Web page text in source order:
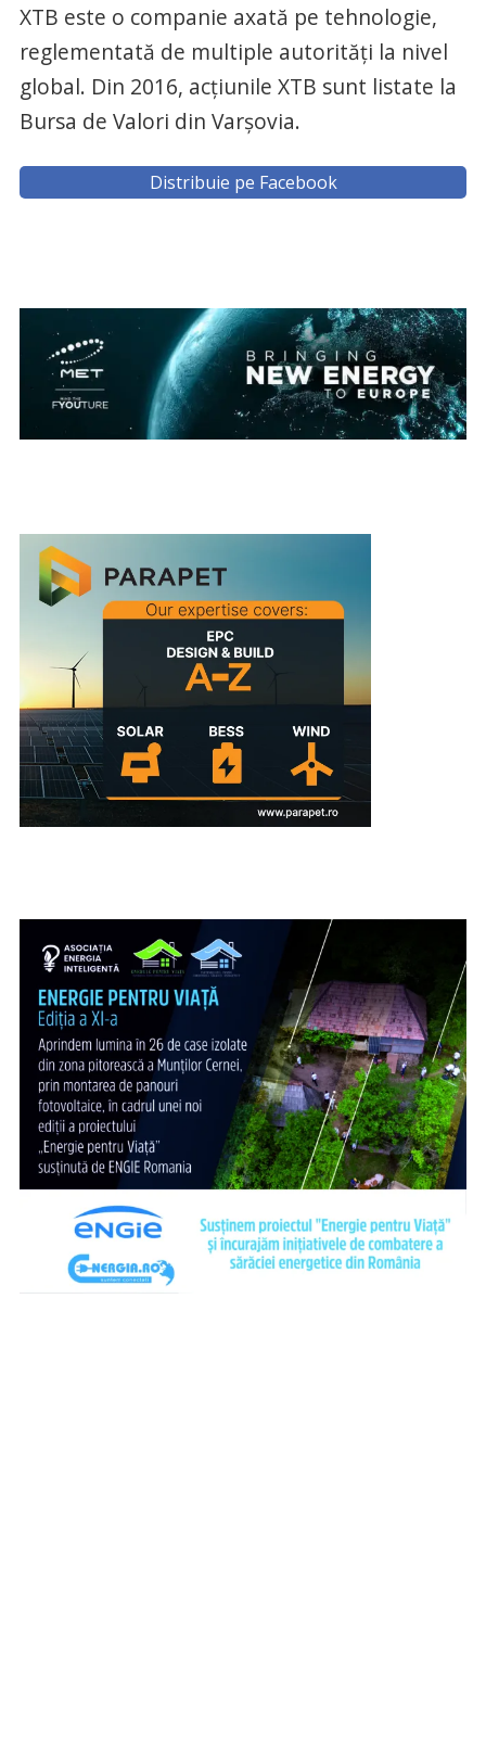
XTB este o companie axată pe tehnologie,
reglementată de multiple autorități la nivel
global. Din 2016, acțiunile XTB sunt listate la
Bursa de Valori din Varșovia.
Distribuie pe Facebook